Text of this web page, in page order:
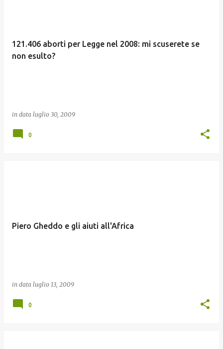
121.406 aborti per Legge nel 2008: mi scuserete se
non esulto?
in data luglio 30, 2009
0
Piero Gheddo e gli aiuti all'Africa
in data luglio 13, 2009
0